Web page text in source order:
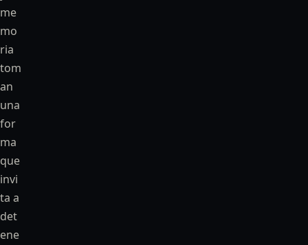
me
mo
ria
tom
an
una
for
ma
que
invi
ta a
det
ene